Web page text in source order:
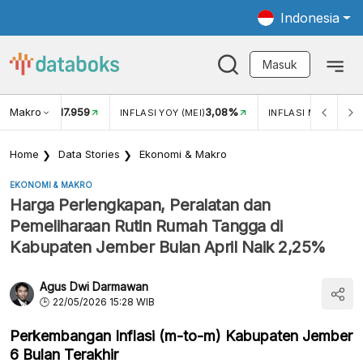
Indonesia
Masuk
Makro
USD/IDR 17.959 INFLASI YOY (MEI)3,08% INFLASI MOM (MEI)
Home Data Stories Ekonomi & Makro
EKONOMI & MAKRO
Harga Perlengkapan, Peralatan dan
Pemeliharaan Rutin Rumah Tangga di
Kabupaten Jember Bulan April Naik 2,25%
Agus Dwi Darmawan
22/05/2026 15:28 WIB
Perkembangan Inflasi (m-to-m) Kabupaten Jember
6 Bulan Terakhir